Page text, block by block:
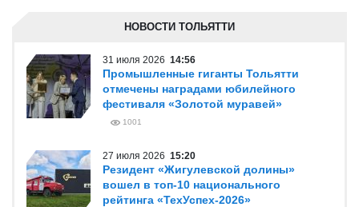
НОВОСТИ ТОЛЬЯТТИ
31 июля 2026 14:56
Промышленные гиганты Тольятти
отмечены наградами юбилейного
фестиваля «Золотой муравей»
1001
27 июля 2026 15:20
Резидент «Жигулевской долины»
вошел в топ-10 национального
рейтинга «ТехУспех-2026»